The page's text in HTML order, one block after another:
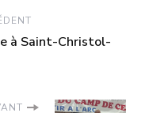
à Saint-Christol-